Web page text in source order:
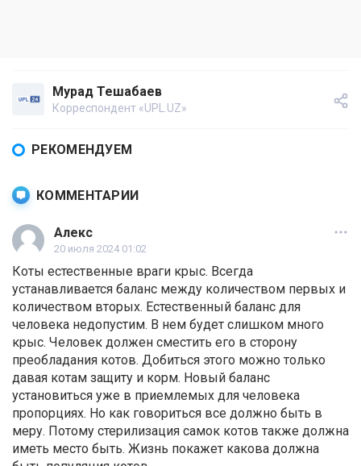
Мурад Тешабаев
Корреспондент «UPL.UZ»
РЕКОМЕНДУЕМ
КОММЕНТАРИИ
Алекс
20 июля 2024 01:02
Коты естественные враги крыс. Всегда
устанавливается баланс между количеством первых и
количеством вторых. Естественный баланс для
человека недопустим. В нем будет слишком много
крыс. Человек должен сместить его в сторону
преобладания котов. Добиться этого можно только
давая котам защиту и корм. Новый баланс
установиться уже в приемлемых для человека
пропорциях. Но как говориться все должно быть в
меру. Потому стерилизация самок котов также должна
иметь место быть. Жизнь покажет какова должна